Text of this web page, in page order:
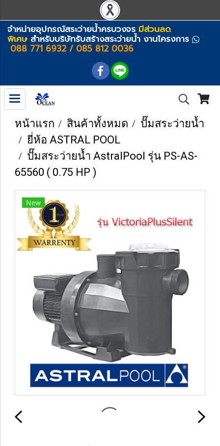
จำหน่ายอุปกรณ์สระว่ายน้ำครบวงจร มีส่วนลด
พิเศษ สำหรับบริษัทรับสร้างสระว่ายน้ำ งานโครงการ
088 771 6932 / 085 812 0036
หน้าแรก สินค้าทั้งหมด
ปั๊มสระว่ายน้ำ
ยี่ห้อ ASTRAL POOL
ปั๊มสระว่ายน้ำ AstralPool รุ่น PS-AS-
65560 ( 0.75 HP )
New